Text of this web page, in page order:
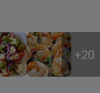
+20